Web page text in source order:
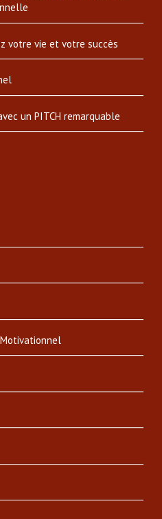
votre vie et votre succès
un PITCH remarquable